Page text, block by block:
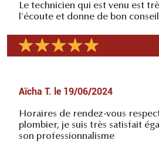
Le technicien qui est venu est
l'écoute et donne de bon
Aïcha T. le 19/06/2024
Horaires de rendez-vous
plombier, je suis très satisfait
son professionnalisme